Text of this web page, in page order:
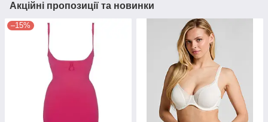
Акційні пропозиції та новинки
–15%